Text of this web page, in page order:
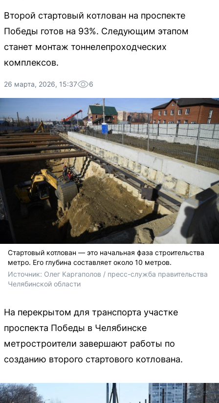
Второй стартовый котлован на проспекте
Победы готов на 93%. Следующим этапом
станет монтаж тоннелепроходческих
комплексов.
26 марта, 2026, 15:37 6
Стартовый котлован — это начальная фаза строительства
метро. Его глубина составляет около 10 метров.
Источник: Олег Каргаполов / пресс-служба правительства
Челябинской области
На перекрытом для транспорта участке
проспекта Победы в Челябинске
метростроители завершают работы по
созданию второго стартового котлована.